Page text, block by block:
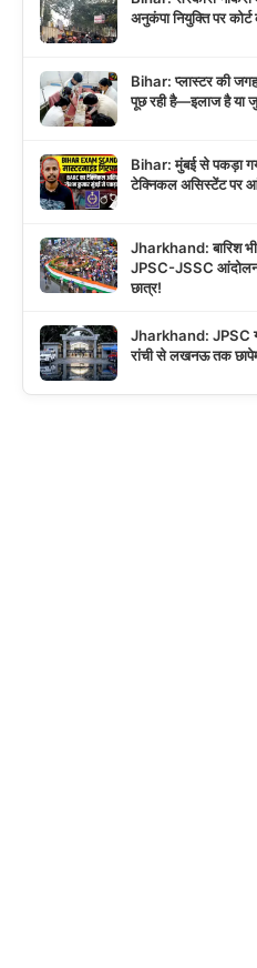
अनुकंपा नियुक्ति पर
Bihar: प्लास्टर की
पूछ रही है—इलाज है या
Bihar: मुंबई से पकड़ा
टेक्निकल असिस्टेंट पर
Jharkhand: बारिश भी
JPSC-JSSC आंदोलन
छात्र!
Jharkhand: JPSC
रांची से लखनऊ तक